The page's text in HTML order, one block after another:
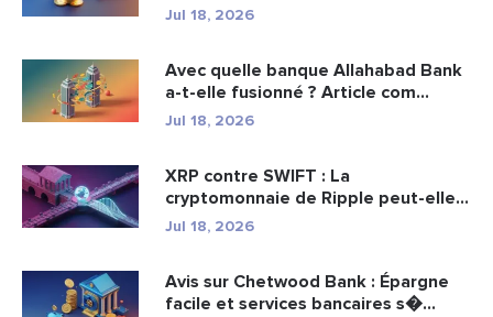
Jul 18, 2026
Avec quelle banque Allahabad Bank
a-t-elle fusionné ? Article com...
Jul 18, 2026
XRP contre SWIFT : La
cryptomonnaie de Ripple peut-elle
remplacer...
Jul 18, 2026
Avis sur Chetwood Bank : Épargne
facile et services bancaires s�...